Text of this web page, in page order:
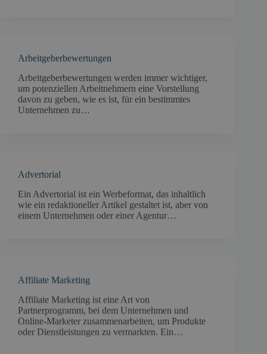
Arbeitgeberbewertungen
Arbeitgeberbewertungen werden immer wichtiger,
um potenziellen Arbeitnehmern eine Vorstellung
davon zu geben, wie es ist, für ein bestimmtes
Unternehmen zu…
Advertorial
Ein Advertorial ist ein Werbeformat, das inhaltlich
wie ein redaktioneller Artikel gestaltet ist, aber von
einem Unternehmen oder einer Agentur…
Affiliate Marketing
Affiliate Marketing ist eine Art von
Partnerprogramm, bei dem Unternehmen und
Online-Marketer zusammenarbeiten, um Produkte
oder Dienstleistungen zu vermarkten. Ein…